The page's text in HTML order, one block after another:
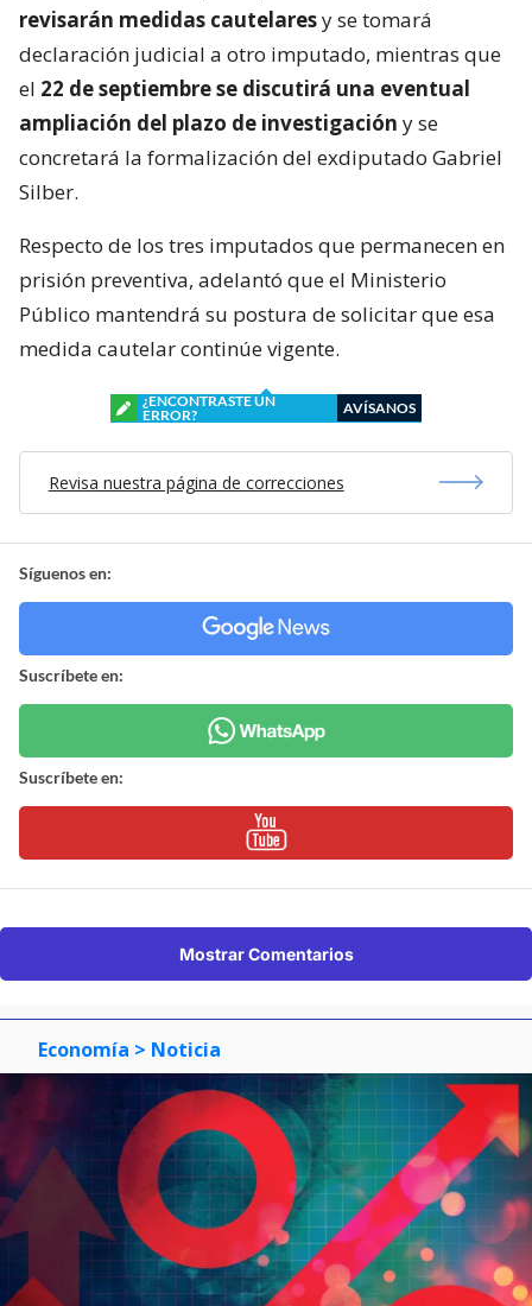
revisarán medidas cautelaresy se tomará
declaración judicial a otro imputado, mientras que
el 22 de septiembre se discutirá una eventual
ampliación del plazo de investigación y se
concretará la formalización del exdiputado Gabriel
Silber.
Respecto de los tres imputados que permanecen en
prisión preventiva, adelantó que el Ministerio
Público mantendrá su postura de solicitar que esa
medida cautelar continúe vigente.
¿ENCONTRASTE UN
ERROR?
AVÍSANOS
Revisa nuestra página de correcciones
Síguenos en:
Suscríbete en:
Suscríbete en:
Mostrar Comentarios
Economía > Noticia